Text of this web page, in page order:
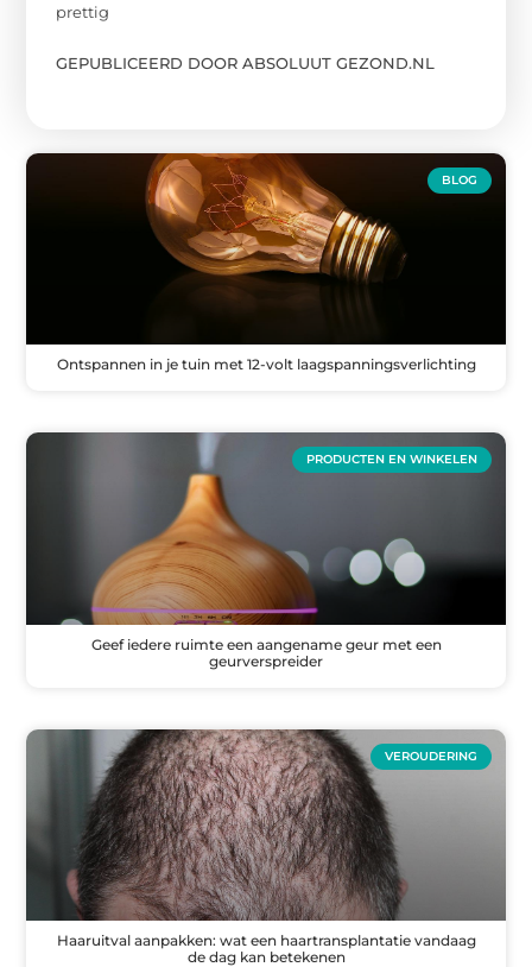
prettig
GEPUBLICEERD DOOR ABSOLUUT GEZOND.NL
BLOG
Ontspannen in je tuin met 12-volt laagspanningsverlichting
PRODUCTEN EN WINKELEN
Geef iedere ruimte een aangename geur met een
geurverspreider
VEROUDERING
Haaruitval aanpakken: wat een haartransplantatie vandaag
de dag kan betekenen